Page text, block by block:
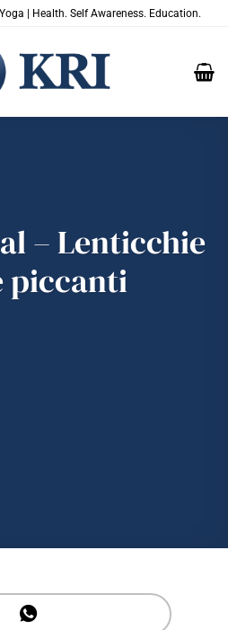
| Health. Self Awareness. Education.
– Lenticchie
piccanti